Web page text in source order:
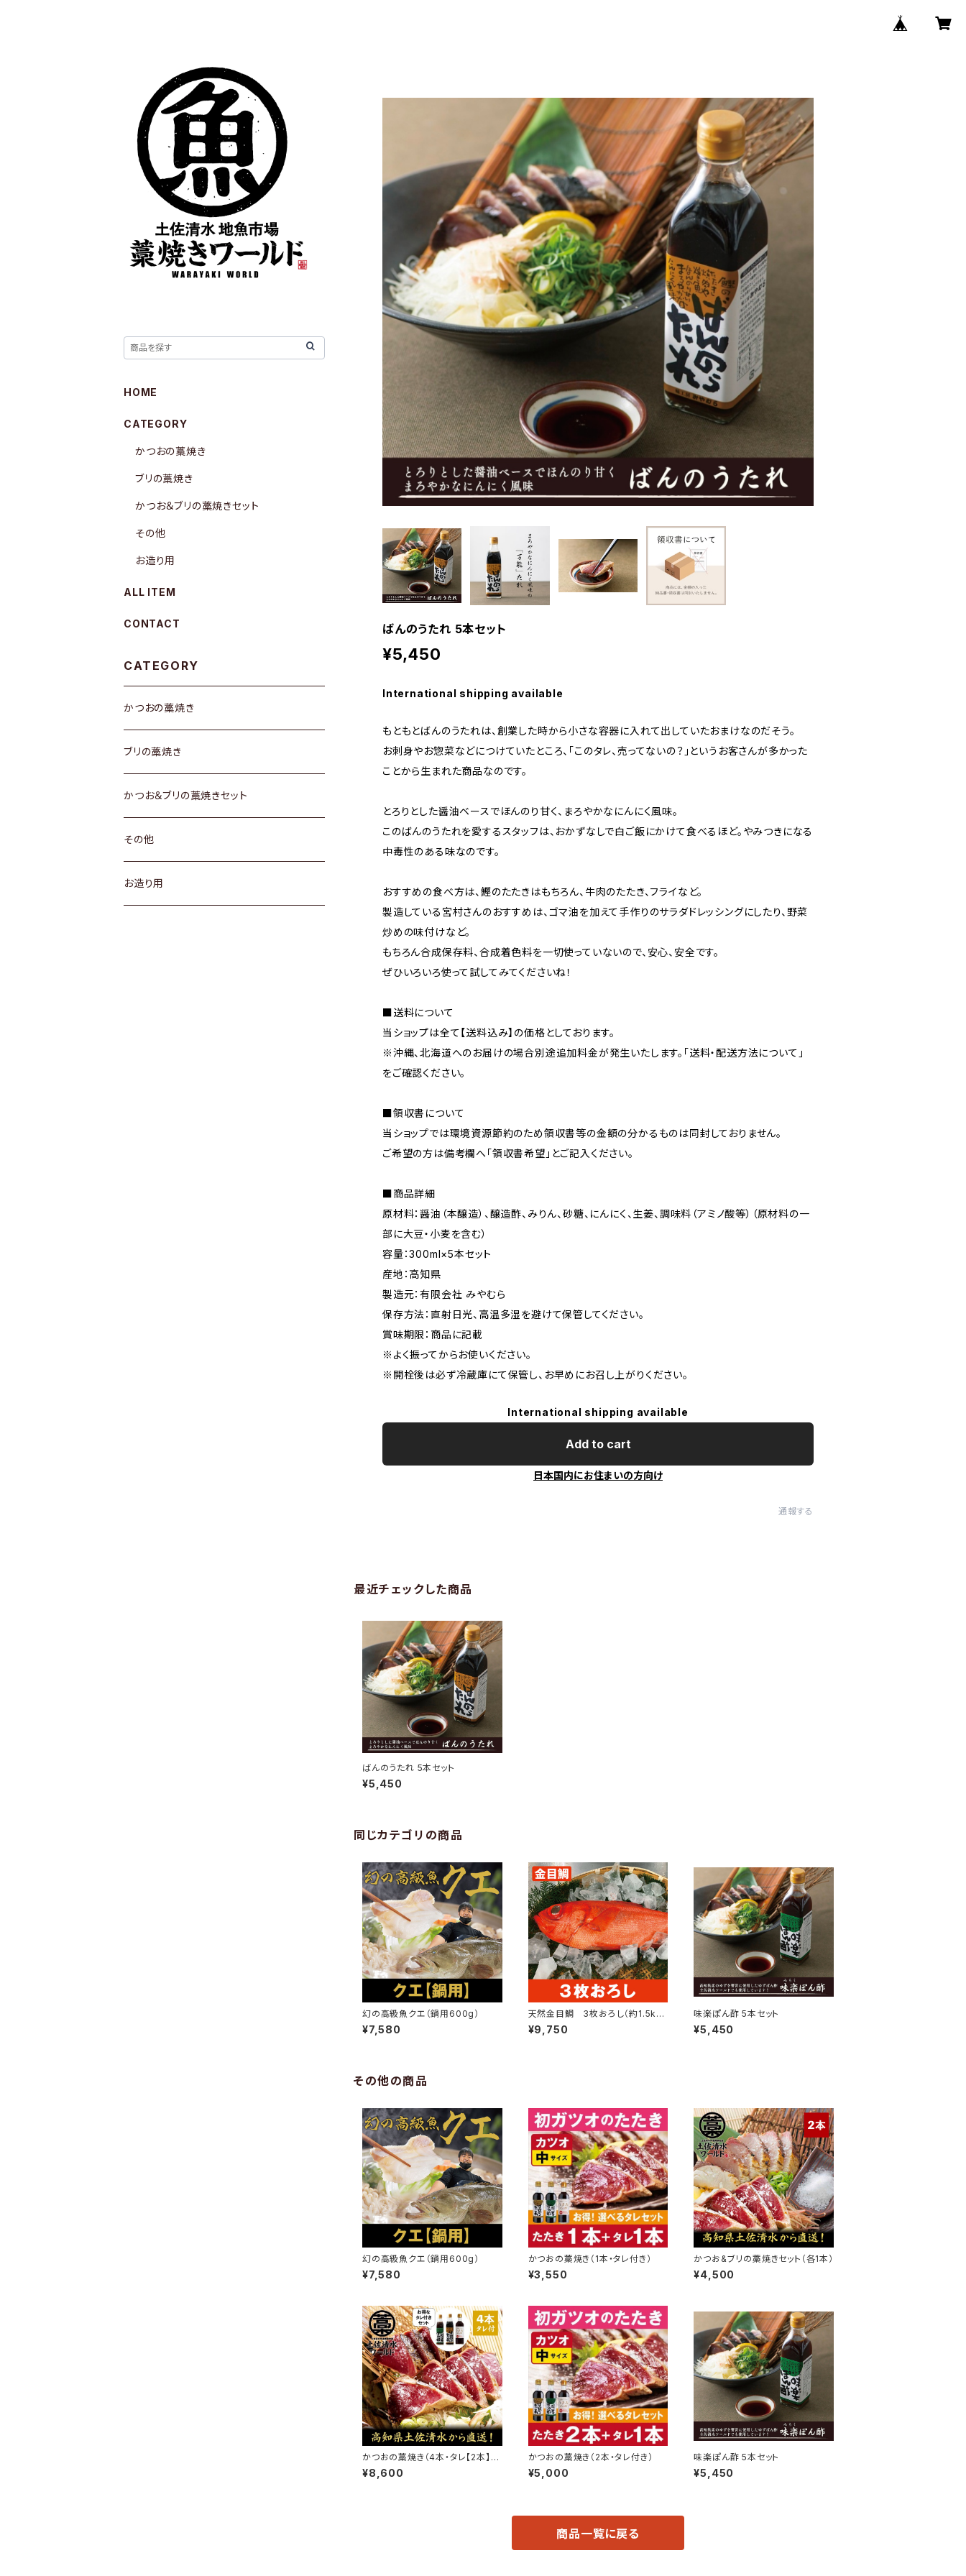
ばんのうたれ 5本セット
¥5,450
International shipping available
もともとばんのうたれは、創業した時から小さな容器に入れて出していたおまけなのだそう。
お刺身やお惣菜などにつけていたところ、「このタレ、売ってないの？」というお客さんが多かった
ことから生まれた商品なのです。
とろりとした醤油ベースでほんのり甘く、まろやかなにんにく風味。
このばんのうたれを愛するスタッフは、おかずなしで白ご飯にかけて食べるほど。やみつきになる
中毒性のある味なのです。
おすすめの食べ方は、鰹のたたきはもちろん、牛肉のたたき、フライなど。
製造している宮村さんのおすすめは、ゴマ油を加えて手作りのサラダドレッシングにしたり、野菜
炒めの味付けなど。
もちろん合成保存料、合成着色料を一切使っていないので、安心、安全です。
ぜひいろいろ使って試してみてくださいね！
■送料について
当ショップは全て【送料込み】の価格としております。
※沖縄、北海道へのお届けの場合別途追加料金が発生いたします。「送料・配送方法について」
をご確認ください。
■領収書について
当ショップでは環境資源節約のため領収書等の金額の分かるものは同封しておりません。
ご希望の方は備考欄へ「領収書希望」とご記入ください。
■商品詳細
原材料：醤油（本醸造）、醸造酢、みりん、砂糖、にんにく、生姜、調味料（アミノ酸等）（原材料の一
部に大豆・小麦を含む）
容量：300ml×5本セット
産地：高知県
製造元：有限会社 みやむら
保存方法：直射日光、高温多湿を避けて保管してください。
賞味期限：商品に記載
※よく振ってからお使いください。
※開栓後は必ず冷蔵庫にて保管し、お早めにお召し上がりください。
International shipping available
Add to cart
日本国内にお住まいの方向け
通報する
最近チェックした商品
ばんのうたれ 5本セット
¥5,450
同じカテゴリの商品
幻の高級魚クエ（鍋用600g）
¥7,580
天然金目鯛 3枚おろし（約1.5kg
サイズ）
¥9,750
味楽ぽん酢 5本セット
¥5,450
その他の商品
幻の高級魚クエ（鍋用600g）
¥7,580
かつおの藁焼き（1本・タレ付き）
¥3,550
かつお&ブリの藁焼きセット（各1本）
¥4,500
かつおの藁焼き（4本・タレ【2本】付
き）
¥8,600
かつおの藁焼き（2本・タレ付き）
¥5,000
味楽ぽん酢 5本セット
¥5,450
商品一覧に戻る
HOME
CATEGORY
かつおの藁焼き
ブリの藁焼き
かつお＆ブリの藁焼きセット
その他
お造り用
ALL ITEM
CONTACT
CATEGORY
かつおの藁焼き
ブリの藁焼き
かつお＆ブリの藁焼きセット
その他
お造り用